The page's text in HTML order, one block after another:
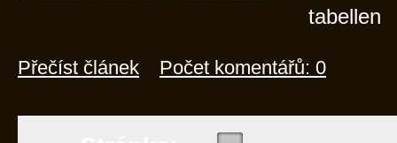
tabellen
Přečíst článek Počet komentářů: 0